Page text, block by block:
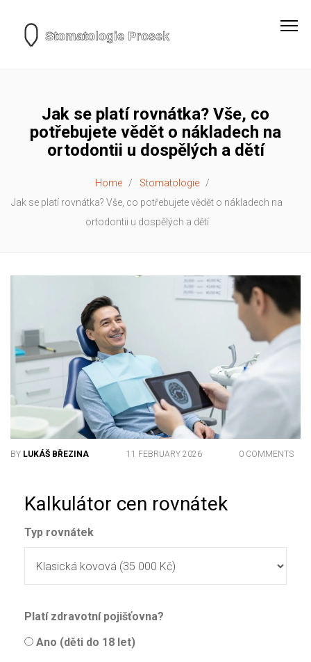
Jak se platí rovnátka? Vše, co
potřebujete vědět o nákladech na
ortodontii u dospělých a dětí
Home
Stomatologie
Jak se platí rovnátka? Vše, co potřebujete vědět o nákladech na
ortodontii u dospělých a dětí
BY LUKÁŠ BŘEZINA 11 FEBRUARY 2026 0 COMMENTS
Kalkulátor cen rovnátek
Typ rovnátek
Platí zdravotní pojišťovna?
Ano (děti do 18 let)